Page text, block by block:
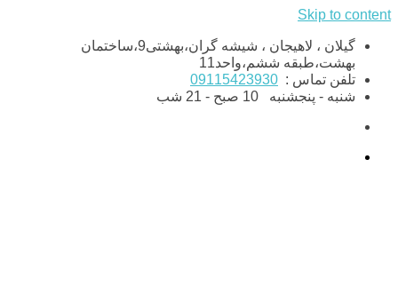
Skip to content
گیلان ، لاهیجان ، شیشه گران،بهشتی9،ساختمان
بهشت،طبقه ششم،واحد11
تلفن تماس : 09115423930
شنبه - پنجشنبه